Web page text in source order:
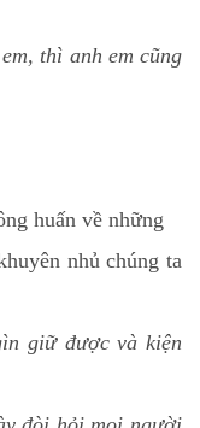
thì anh em cũng
huấn về những
nhủ chúng ta
giữ được và kiện